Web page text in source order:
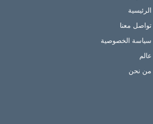
الرئيسية
تواصل معنا
سياسة الخصوصية
عالم
من نحن